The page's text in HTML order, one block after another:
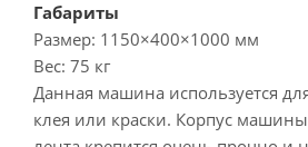
Габариты
Размер: 1150×400×1000 мм
Вес: 75 кг
Данная машина используется
клея или краски. Корпус